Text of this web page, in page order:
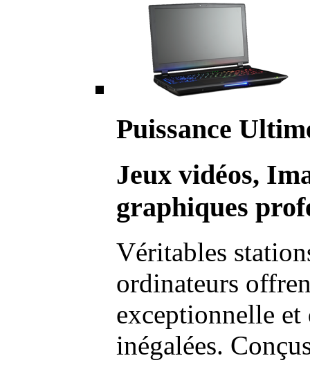
Puissance
Jeux vidéos,
graphiques
Véritables
ordinateurs
exceptionnelle et
inégalées.